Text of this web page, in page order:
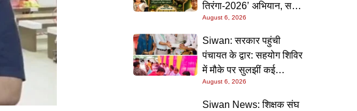
तिरंगा-2026’ अभियान, सभी
स्कूलों को दिए गए विस्तृत
निर्देश
August 6, 2026
Siwan: सरकार पहुंची
पंचायत के द्वार: सहयोग शिविर
में मौके पर सुलझीं कई
समस्याएं, 30 दिन में समाधान
की गारंटी
August 6, 2026
Siwan News: शिक्षक संघ